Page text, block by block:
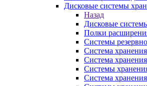
Дисковые системы
Назад
Дисковые
Полки
Системы
Система
Система
Системы
Система